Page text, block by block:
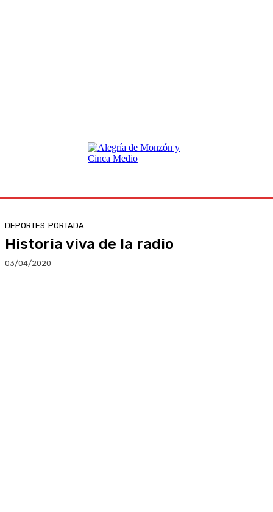
DEPORTES PORTADA
Historia viva de la radio
03/04/2020